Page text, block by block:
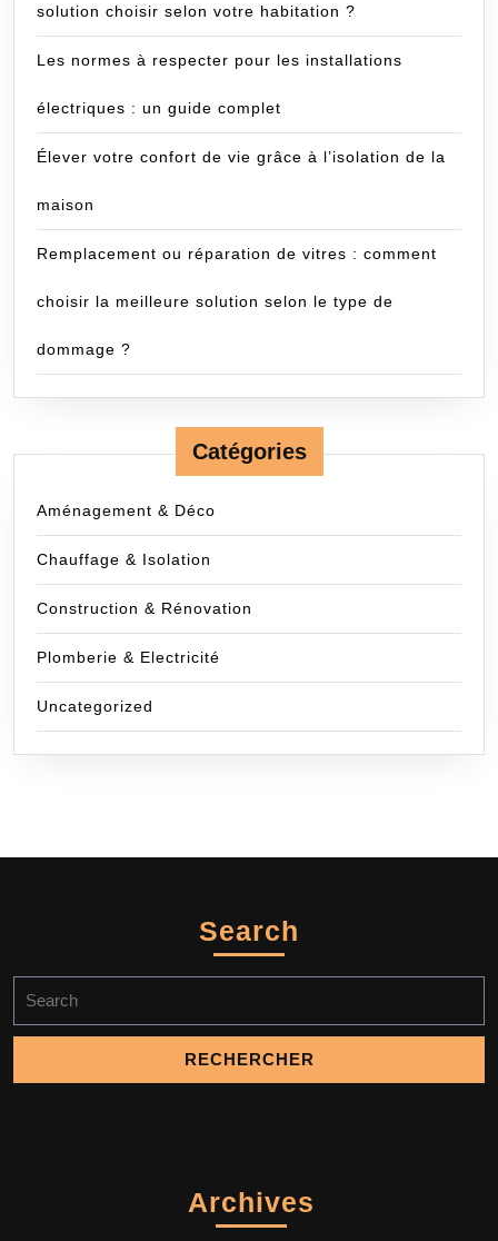
solution choisir selon votre habitation ?
Les normes à respecter pour les installations
électriques : un guide complet
Élever votre confort de vie grâce à l’isolation de la
maison
Remplacement ou réparation de vitres : comment
choisir la meilleure solution selon le type de
dommage ?
Catégories
Aménagement & Déco
Chauffage & Isolation
Construction & Rénovation
Plomberie & Electricité
Uncategorized
Search
for:
Archives